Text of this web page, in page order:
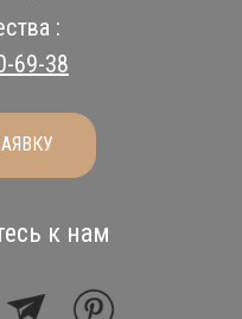
:
69-38
к нам